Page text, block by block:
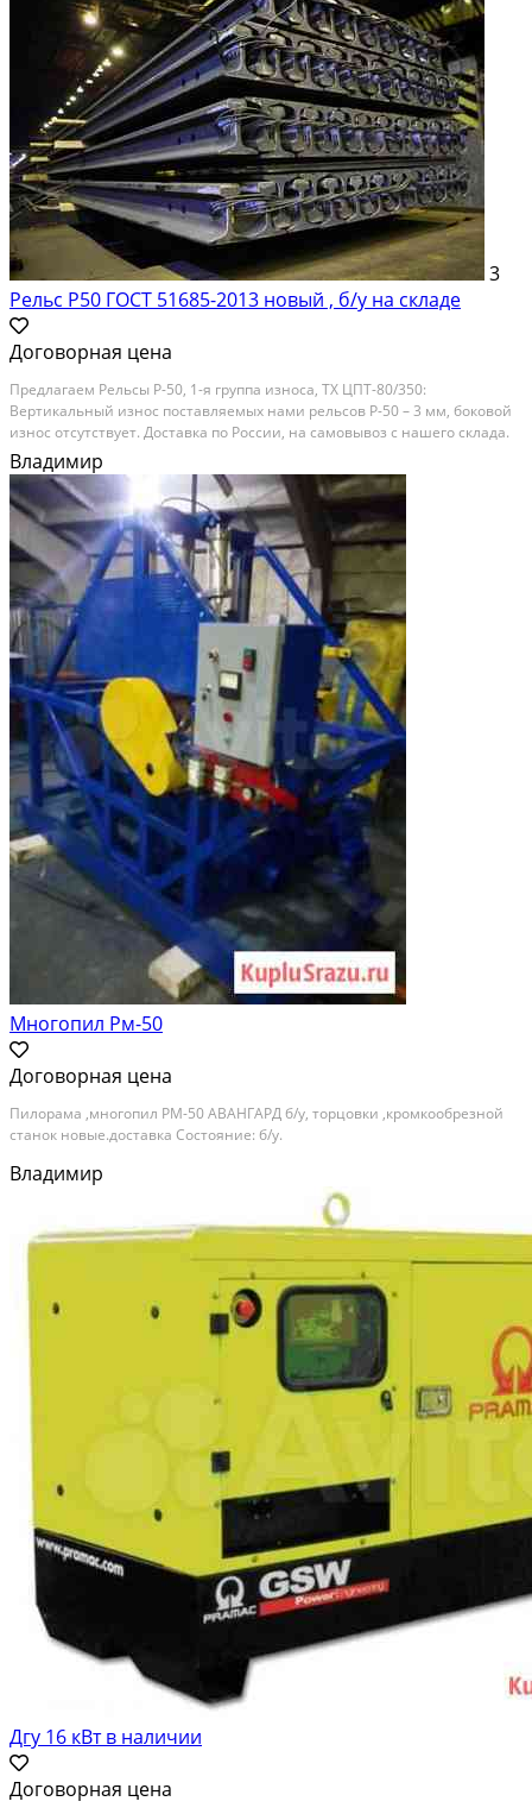
3
Рельс Р50 ГОСТ 51685-2013 новый , б/у на складе
Договорная цена
Предлагаем Рельсы Р-50, 1-я группа износа, ТХ ЦПТ-80/350:
Вертикальный износ поставляемых нами рельсов Р-50 – 3 мм, боковой
износ отсутствует. Доставка по России, на самовывоз с нашего склада.
На нашем складе вас ждёт большой выбор ж/д материалов.У нас вы
покупаете качественный товар. Отгрузку...
Владимир
Многопил Рм-50
Договорная цена
Пилорама ,многопил РМ-50 АВАНГАРД б/у, торцовки ,кромкообрезной
станок новые.доставка Состояние: б/у.
Владимир
Дгу 16 кВт в наличии
Договорная цена